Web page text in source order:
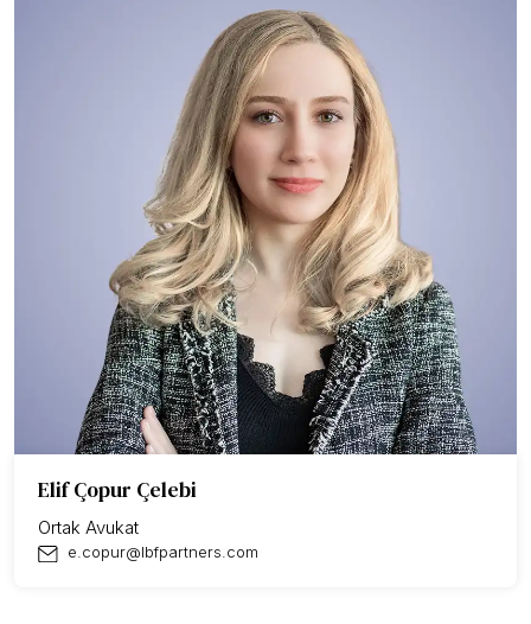
Elif Çopur Çelebi
Ortak Avukat
e.copur@lbfpartners.com